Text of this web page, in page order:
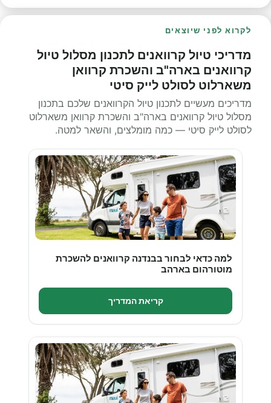
לקרוא לפני שיוצאים
מדריכי טיול קרוואנים לתכנון מסלול טיול
קרוואנים בארה"ב והשכרת קרוואן
משארלוט לסולט לייק סיטי
מדריכים מעשיים לתכנון טיול הקרוואנים שלכם בתכנון
מסלול טיול קרוואנים בארה"ב והשכרת קרוואן משארלוט
לסולט לייק סיטי — כמה מומלצים, והשאר למטה.
למה כדאי לבחור בבנדנה קרוואנים להשכרת
מוטורהום בארהב
קריאת המדריך